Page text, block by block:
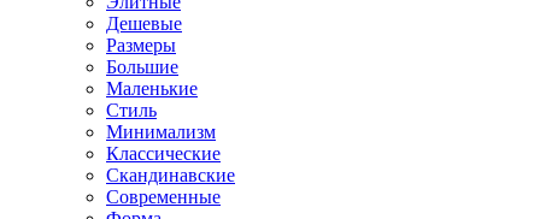
Дешевые
Размеры
Большие
Маленькие
Стиль
Минимализм
Классические
Скандинавские
Современные